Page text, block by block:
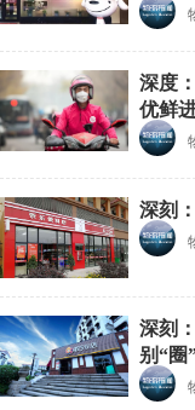
深度
优鲜
深刻
深刻
别“圈